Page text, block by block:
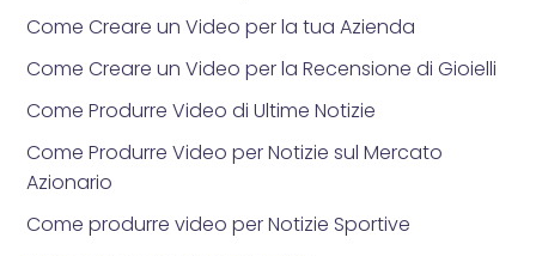
Come Creare un Video per la tua Azienda
Come Creare un Video per la Recensione di Gioielli
Come Produrre Video di Ultime Notizie
Come Produrre Video per Notizie sul Mercato
Azionario
Come produrre video per Notizie Sportive